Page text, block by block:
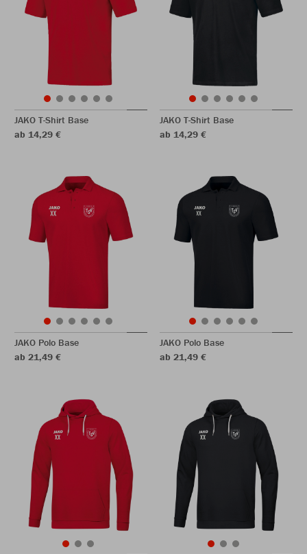
JAKO T-Shirt Base
ab 14,29 €
JAKO T-Shirt Base
ab 14,29 €
JAKO Polo Base
ab 21,49 €
JAKO Polo Base
ab 21,49 €